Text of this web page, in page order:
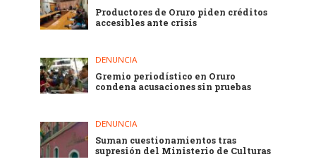
Productores de Oruro piden créditos
accesibles ante crisis
DENUNCIA
Gremio periodístico en Oruro
condena acusaciones sin pruebas
DENUNCIA
Suman cuestionamientos tras
supresión del Ministerio de Culturas